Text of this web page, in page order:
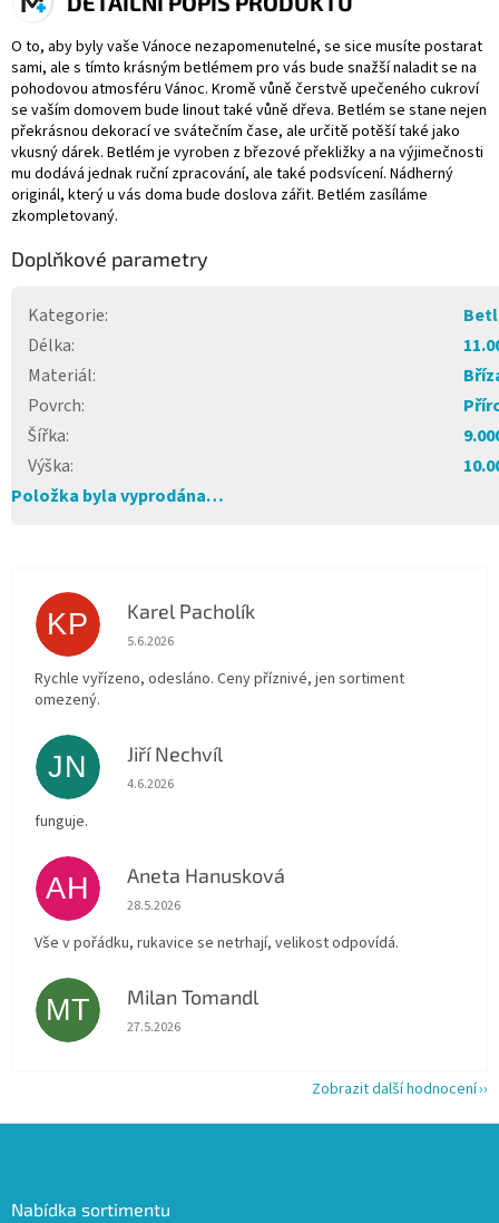
O to, aby byly vaše Vánoce nezapomenutelné, se sice musíte postarat
sami, ale s tímto krásným betlémem pro vás bude snažší naladit se na
pohodovou atmosféru Vánoc. Kromě vůně čerstvě upečeného cukroví
se vaším domovem bude linout také vůně dřeva. Betlém se stane nejen
překrásnou dekorací ve svátečním čase, ale určitě potěší také jako
vkusný dárek. Betlém je vyroben z březové překližky a na výjimečnosti
mu dodává jednak ruční zpracování, ale také podsvícení. Nádherný
originál, který u vás doma bude doslova zářit. Betlém zasíláme
zkompletovaný.
Doplňkové parametry
Kategorie:
Délka:
Materiál:
Povrch:
Šířka:
Výška:
Položka byla vyprodána…
KP Karel Pacholík
Hodnocení obchodu je 4 z 5 hvězdiček.
5.6.2026
Rychle vyřízeno, odesláno. Ceny příznivé, jen sortiment
omezený.
JN Jiří Nechvíl
Hodnocení obchodu je 5 z 5 hvězdiček.
4.6.2026
funguje.
AH Aneta Hanusková
Hodnocení obchodu je 5 z 5 hvězdiček.
28.5.2026
Vše v pořádku, rukavice se netrhají, velikost odpovídá.
MT Milan Tomandl
Hodnocení obchodu je 5 z 5 hvězdiček.
27.5.2026
Zobrazit další hodnocení
Nabídka sortimentu